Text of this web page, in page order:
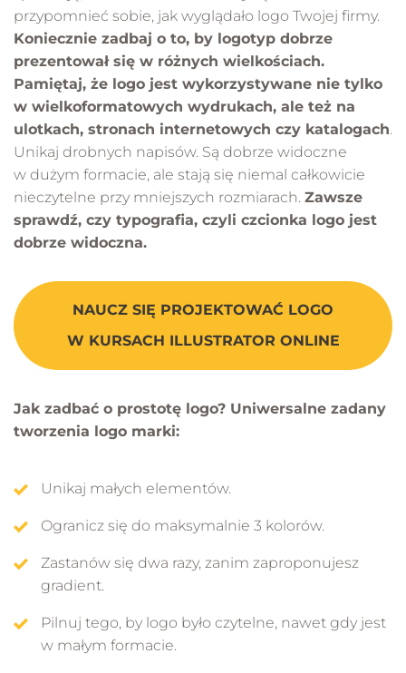
przypomnieć sobie, jak wyglądało logo Twojej firmy.
Koniecznie zadbaj o to, by logotyp dobrze
prezentował się w różnych wielkościach.
Pamiętaj, że logo jest wykorzystywane nie tylko
w wielkoformatowych wydrukach, ale też na
ulotkach, stronach internetowych czy katalogach.
Unikaj drobnych napisów. Są dobrze widoczne
w dużym formacie, ale stają się niemal całkowicie
nieczytelne przy mniejszych rozmiarach. Zawsze
sprawdź, czy typografia, czyli czcionka logo jest
dobrze widoczna.
NAUCZ SIĘ PROJEKTOWAĆ LOGO
W KURSACH ILLUSTRATOR ONLINE
Jak zadbać o prostotę logo? Uniwersalne zadany
tworzenia logo marki:
Unikaj małych elementów.
Ogranicz się do maksymalnie 3 kolorów.
Zastanów się dwa razy, zanim zaproponujesz
gradient.
Pilnuj tego, by logo było czytelne, nawet gdy jest
w małym formacie.